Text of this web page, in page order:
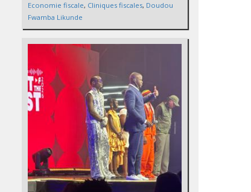
Economie fiscale, Cliniques fiscales, Doudou
Fwamba Likunde